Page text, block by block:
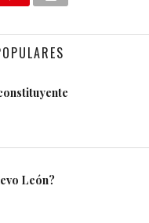
León?